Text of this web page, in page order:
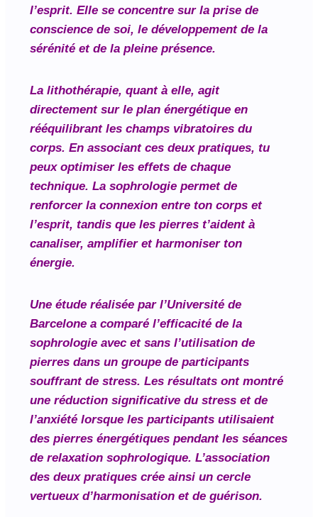
l’esprit. Elle se concentre sur la prise de
conscience de soi, le développement de la
sérénité et de la pleine présence.
La lithothérapie, quant à elle, agit
directement sur le plan énergétique en
rééquilibrant les champs vibratoires du
corps. En associant ces deux pratiques, tu
peux optimiser les effets de chaque
technique. La sophrologie permet de
renforcer la connexion entre ton corps et
l’esprit, tandis que les pierres t’aident à
canaliser, amplifier et harmoniser ton
énergie.
Une étude réalisée par l’Université de
Barcelone a comparé l’efficacité de la
sophrologie avec et sans l’utilisation de
pierres dans un groupe de participants
souffrant de stress. Les résultats ont montré
une réduction significative du stress et de
l’anxiété lorsque les participants utilisaient
des pierres énergétiques pendant les séances
de relaxation sophrologique. L’association
des deux pratiques crée ainsi un cercle
vertueux d’harmonisation et de guérison.